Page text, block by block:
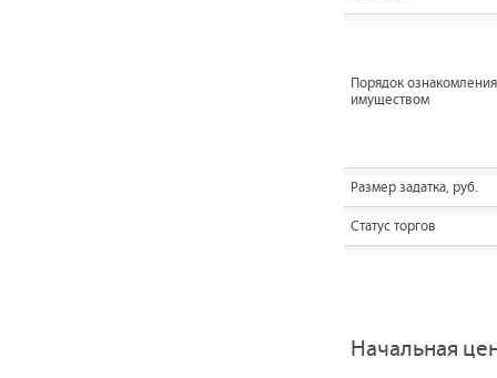
Порядок
имуществом
Размер задатка, руб.
Статус торгов
Начальная